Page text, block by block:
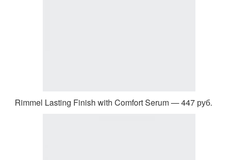
Rimmel Lasting Finish with Comfort Serum — 447 руб.